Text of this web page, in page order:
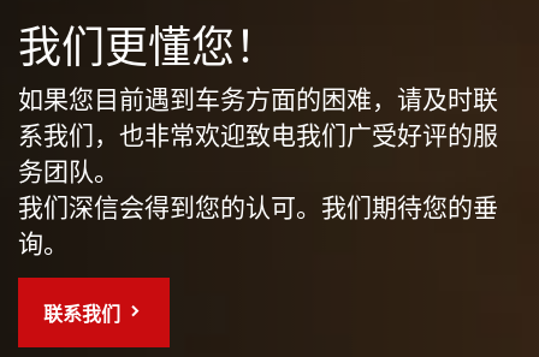
我们更懂您！
如果您目前遇到车务方面的困难，请及时联
系我们，也非常欢迎致电我们广受好评的服
务团队。
我们深信会得到您的认可。我们期待您的垂
询。
联系我们